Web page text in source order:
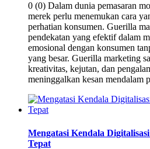
0 (0) Dalam dunia pemasaran
merek perlu menemukan cara
perhatian konsumen. Guerilla
pendekatan yang efektif dalam
emosional dengan konsumen
yang besar. Guerilla marketing
kreativitas, kejutan, dan
meninggalkan kesan mendalam
Mengatasi Kendala
Tepat